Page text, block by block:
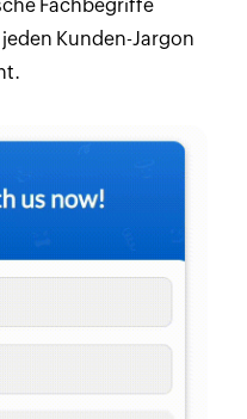
Fachbegriffe
Kunden-Jargon